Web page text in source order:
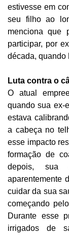
estivesse em
seu filho ao
menciona que
participar, por
década, quando
Luta contra o
O atual
quando sua ex-
estava
a cabeça no
esse impacto
formação de
depois, sua
aparentemente
cuidar da sua
começando
Durante esse
irrigados de